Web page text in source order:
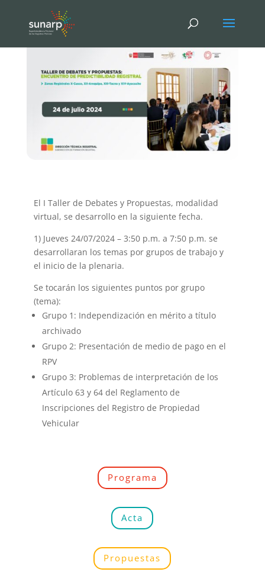
El I Taller de Debates y Propuestas, modalidad
virtual, se desarrollo en la siguiente fecha.
1) Jueves 24/07/2024 – 3:50 p.m. a 7:50 p.m. se
desarrollaran los temas por grupos de trabajo y
el inicio de la plenaria.
Se tocarán los siguientes puntos por grupo
(tema):
Grupo 1: Independización en mérito a título
archivado
Grupo 2: Presentación de medio de pago en el
RPV
Grupo 3: Problemas de interpretación de los
Artículo 63 y 64 del Reglamento de
Inscripciones del Registro de Propiedad
Vehicular
Programa
Acta
Propuestas